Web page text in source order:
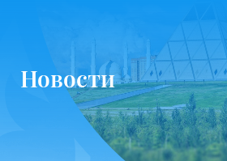
Новости